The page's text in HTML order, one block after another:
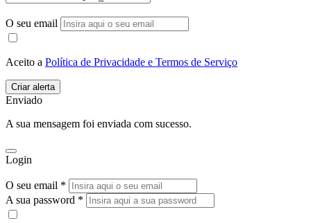
O seu email
Aceito a Política de Privacidade e Termos de Serviço
Enviado
A sua mensagem foi enviada com sucesso.
Login
O seu email *
A sua password *